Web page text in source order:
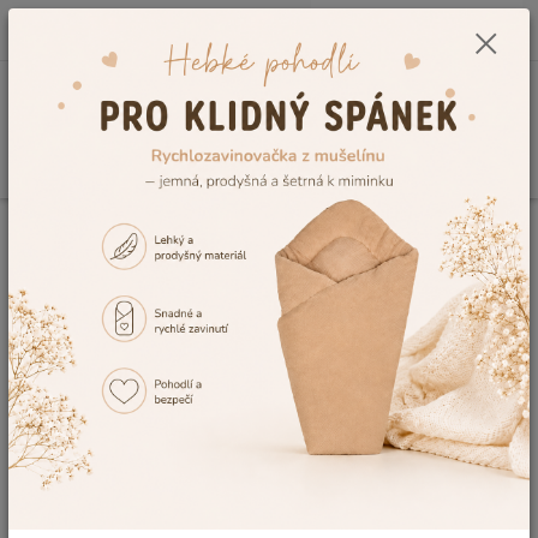
0,00 Kč
Vzorník výšivek
Výšivka č.27